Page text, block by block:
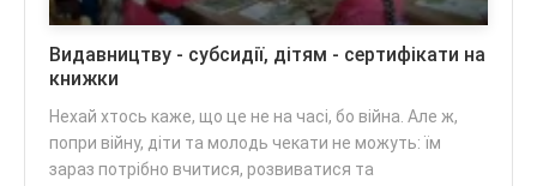
Видавництву - субсидії, дітям - сертифікати на
книжки
Нехай хтось каже, що це не на часі, бо війна. Але ж,
попри війну, діти та молодь чекати не можуть: їм
зараз потрібно вчитися, розвиватися та